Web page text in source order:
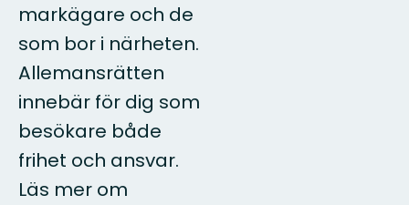
markägare och de
som bor i närheten.
Allemansrätten
innebär för dig som
besökare både
frihet och ansvar.
Läs mer om